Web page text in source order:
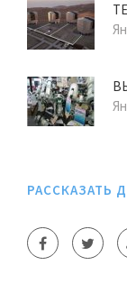
РАССКАЗАТЬ